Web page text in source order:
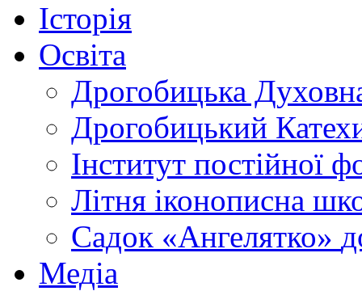
Історія
Освіта
Дрогобицька
Дрогобицький
Інститут постійної
Літня іконописна
Садок «Ангелятко»
Медіа